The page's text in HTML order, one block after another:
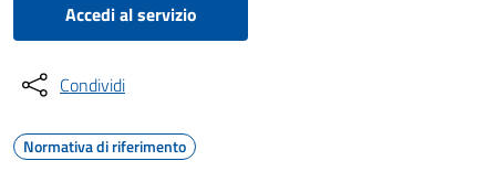
Accedi al servizio
Condividi
Normativa di riferimento